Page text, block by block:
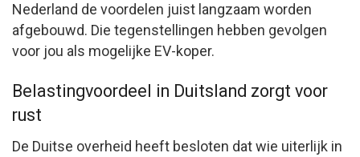
Nederland de voordelen juist langzaam worden
afgebouwd. Die tegenstellingen hebben gevolgen
voor jou als mogelijke EV-koper.
Belastingvoordeel in Duitsland zorgt voor
rust
De Duitse overheid heeft besloten dat wie uiterlijk in